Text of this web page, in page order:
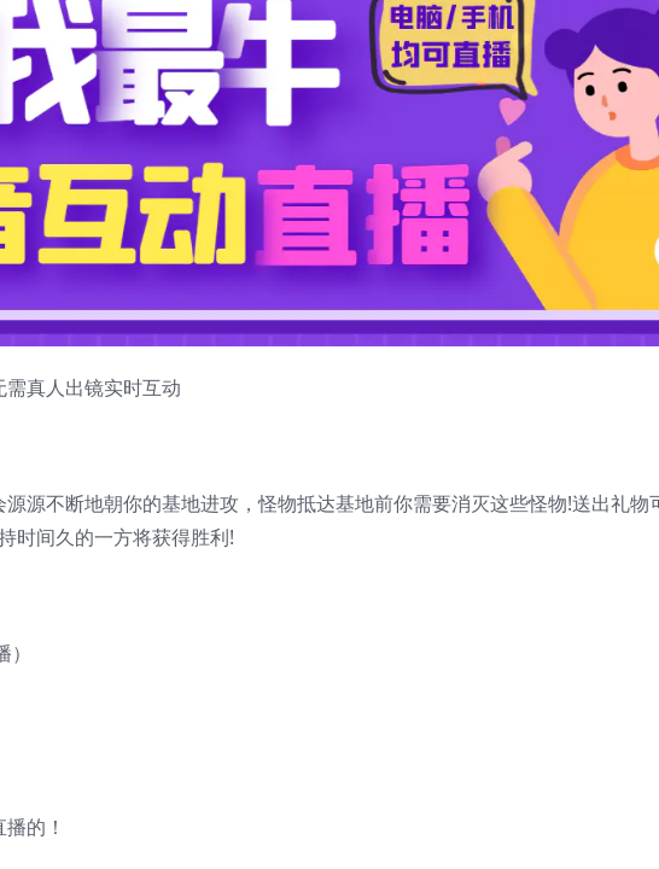
真人出镜实时互动
源不断地朝你的基地进攻，怪物抵达基地前你需要消灭这些怪物!送出礼物
时间久的一方将获得胜利!
的！